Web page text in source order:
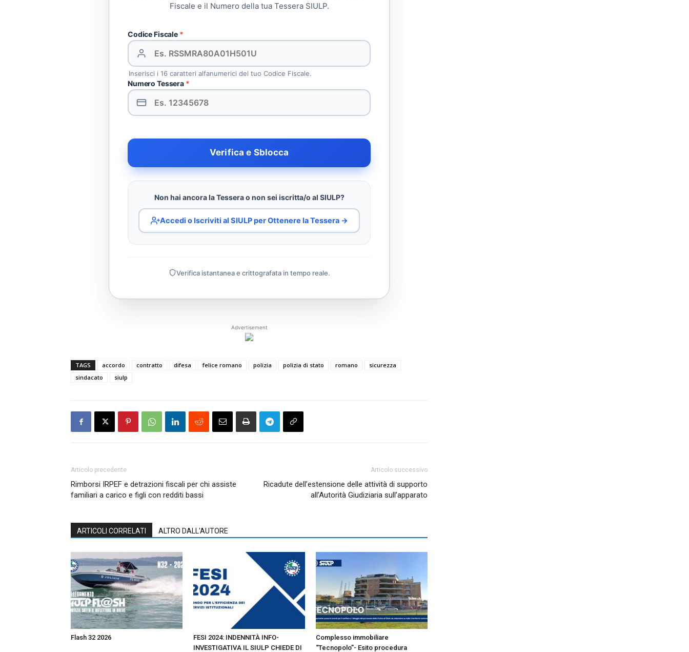
Fiscale e il Numero della tua Tessera SIULP.
Codice Fiscale *
Inserisci i 16 caratteri alfanumerici del tuo Codice Fiscale.
Numero Tessera *
Verifica e Sblocca
Non hai ancora la Tessera o non sei iscritta/o al SIULP?
Accedi o Iscriviti al SIULP per Ottenere la Tessera →
Verifica istantanea e crittografata in tempo reale.
Advertisement
TAGS accordo contratto difesa felice romano polizia polizia di stato romano
sicurezza
sindacato
siulp
Articolo precedente
Rimborsi IRPEF e detrazioni fiscali per chi assiste
familiari a carico e figli con redditi bassi
Articolo successivo
Ricadute dell’estensione delle attività di supporto
all’Autorità Giudiziaria sull’apparato
ARTICOLI CORRELATI ALTRO DALL'AUTORE
Flash 32 2026
FESI 2024: INDENNITÀ INFO-
INVESTIGATIVA IL SIULP CHIEDE DI
Complesso immobiliare
“Tecnopolo”- Esito procedura